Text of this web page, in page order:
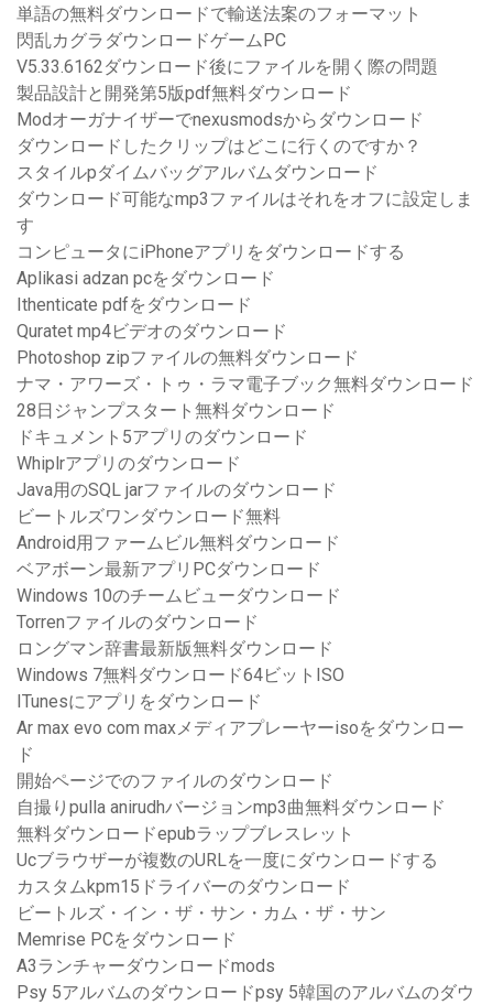
単語の無料ダウンロードで輸送法案のフォーマット
閃乱カグラダウンロードゲームPC
V5.33.6162ダウンロード後にファイルを開く際の問題
製品設計と開発第5版pdf無料ダウンロード
Modオーガナイザーでnexusmodsからダウンロード
ダウンロードしたクリップはどこに行くのですか？
スタイルpダイムバッグアルバムダウンロード
ダウンロード可能なmp3ファイルはそれをオフに設定しま
す
コンピュータにiPhoneアプリをダウンロードする
Aplikasi adzan pcをダウンロード
Ithenticate pdfをダウンロード
Quratet mp4ビデオのダウンロード
Photoshop zipファイルの無料ダウンロード
ナマ・アワーズ・トゥ・ラマ電子ブック無料ダウンロード
28日ジャンプスタート無料ダウンロード
ドキュメント5アプリのダウンロード
Whiplrアプリのダウンロード
Java用のSQL jarファイルのダウンロード
ビートルズワンダウンロード無料
Android用ファームビル無料ダウンロード
ベアボーン最新アプリPCダウンロード
Windows 10のチームビューダウンロード
Torrenファイルのダウンロード
ロングマン辞書最新版無料ダウンロード
Windows 7無料ダウンロード64ビットISO
ITunesにアプリをダウンロード
Ar max evo com maxメディアプレーヤーisoをダウンロー
ド
開始ページでのファイルのダウンロード
自撮りpulla anirudhバージョンmp3曲無料ダウンロード
無料ダウンロードepubラップブレスレット
Ucブラウザーが複数のURLを一度にダウンロードする
カスタムkpm15ドライバーのダウンロード
ビートルズ・イン・ザ・サン・カム・ザ・サン
Memrise PCをダウンロード
A3ランチャーダウンロードmods
Psy 5アルバムのダウンロードpsy 5韓国のアルバムのダウ